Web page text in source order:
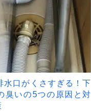
水口がくさすぎる！下
臭いの5つの原因と対